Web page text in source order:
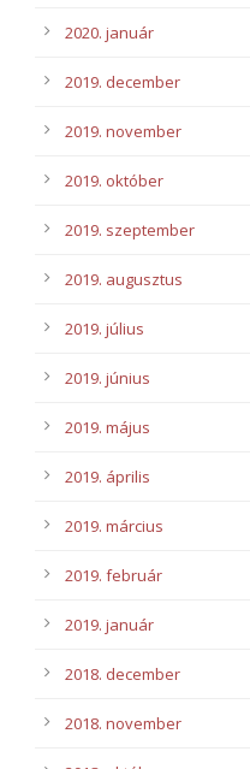
2020. január
2019. december
2019. november
2019. október
2019. szeptember
2019. augusztus
2019. július
2019. június
2019. május
2019. április
2019. március
2019. február
2019. január
2018. december
2018. november